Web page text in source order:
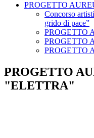
PROGETTO
Concorso
grido di pace”
PROGETTO
PROGETTO
PROGETTO
PROGETTO
"ELETTRA"